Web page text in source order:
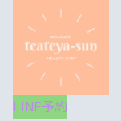
LINE予約